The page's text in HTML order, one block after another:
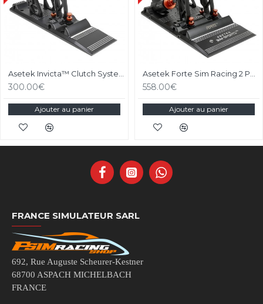
300.00€
Ajouter au panier
558.00€
Ajouter au panier
FRANCE SIMULATEUR SARL
692, Rue Auguste Scheurer-Kestner
68700 ASPACH MICHELBACH
FRANCE